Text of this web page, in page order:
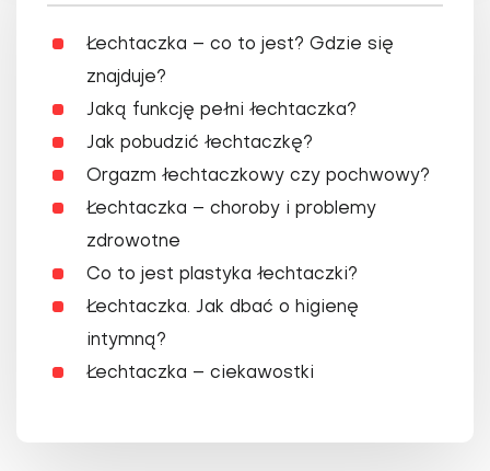
Łechtaczka – co to jest? Gdzie się
znajduje?
Jaką funkcję pełni łechtaczka?
Jak pobudzić łechtaczkę?
Orgazm łechtaczkowy czy pochwowy?
Łechtaczka – choroby i problemy
zdrowotne
Co to jest plastyka łechtaczki?
Łechtaczka. Jak dbać o higienę
intymną?
Łechtaczka – ciekawostki